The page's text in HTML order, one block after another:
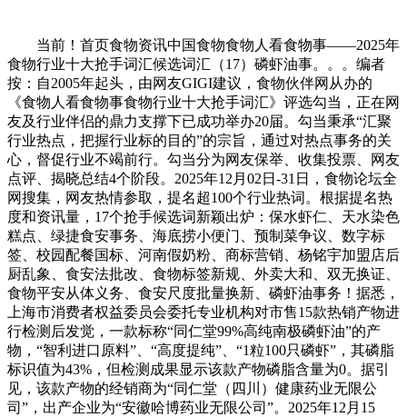
当前！首页食物资讯中国食物食物人看食物事——2025年
食物行业十大抢手词汇候选词汇（17）磷虾油事。。。编者
按：自2005年起头，由网友GIGI建议，食物伙伴网从办的
《食物人看食物事食物行业十大抢手词汇》评选勾当，正在网
友及行业伴侣的鼎力支撑下已成功举办20届。勾当秉承“汇聚
行业热点，把握行业标的目的”的宗旨，通过对热点事务的关
心，督促行业不竭前行。勾当分为网友保举、收集投票、网友
点评、揭晓总结4个阶段。2025年12月02日-31日，食物论坛全
网搜集，网友热情参取，提名超100个行业热词。根据提名热
度和资讯量，17个抢手候选词新颖出炉：保水虾仁、天水染色
糕点、绿捷食安事务、海底捞小便门、预制菜争议、数字标
签、校园配餐国标、河南假奶粉、商标营销、杨铭宇加盟店后
厨乱象、食安法批改、食物标签新规、外卖大和、双无换证、
食物平安从体义务、食安尺度批量换新、磷虾油事务！据悉，
上海市消费者权益委员会委托专业机构对市售15款热销产物进
行检测后发觉，一款标称“同仁堂99%高纯南极磷虾油”的产
物，“智利进口原料”、“高度提纯”、“1粒100只磷虾”，其磷脂
标识值为43%，但检测成果显示该款产物磷脂含量为0。据引
见，该款产物的经销商为“同仁堂（四川）健康药业无限公
司”，出产企业为“安徽哈博药业无限公司”。2025年12月15